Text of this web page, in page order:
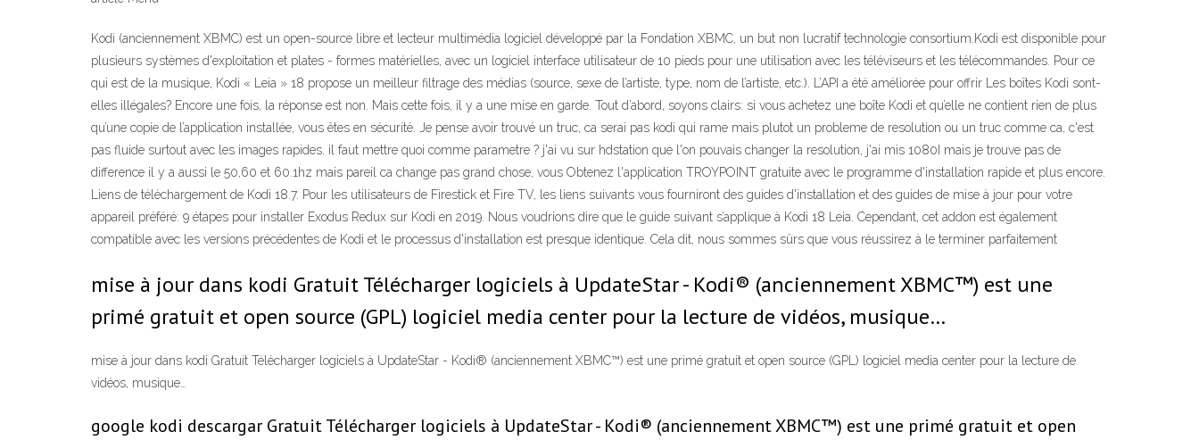
Kodi (anciennement XBMC) est un open-source libre et lecteur multimédia logiciel développé par la Fondation XBMC, un but non lucratif technologie consortium.Kodi est disponible pour
plusieurs systèmes d'exploitation et plates - formes matérielles, avec un logiciel interface utilisateur de 10 pieds pour une utilisation avec les téléviseurs et les télécommandes. Pour ce
qui est de la musique, Kodi « Leia » 18 propose un meilleur filtrage des médias (source, sexe de l’artiste, type, nom de l’artiste, etc.). L’API a été améliorée pour offrir Les boîtes Kodi sont-
elles illégales? Encore une fois, la réponse est non. Mais cette fois, il y a une mise en garde. Tout d’abord, soyons clairs: si vous achetez une boîte Kodi et qu’elle ne contient rien de plus
qu’une copie de l’application installée, vous êtes en sécurité. Je pense avoir trouvé un truc, ca serai pas kodi qui rame mais plutot un probleme de resolution ou un truc comme ca, c'est
pas fluide surtout avec les images rapides. il faut mettre quoi comme parametre ? j'ai vu sur hdstation que l'on pouvais changer la resolution, j'ai mis 1080I mais je trouve pas de
difference il y a aussi le 50,60 et 60.1hz mais pareil ca change pas grand chose, vous Obtenez l'application TROYPOINT gratuite avec le programme d'installation rapide et plus encore.
Liens de téléchargement de Kodi 18.7. Pour les utilisateurs de Firestick et Fire TV, les liens suivants vous fourniront des guides d'installation et des guides de mise à jour pour votre
appareil préféré: 9 étapes pour installer Exodus Redux sur Kodi en 2019. Nous voudrions dire que le guide suivant s’applique à Kodi 18 Leia. Cependant, cet addon est également
compatible avec les versions précédentes de Kodi et le processus d'installation est presque identique. Cela dit, nous sommes sûrs que vous réussirez à le terminer parfaitement
mise à jour dans kodi Gratuit Télécharger logiciels à UpdateStar - Kodi® (anciennement XBMC™) est une
primé gratuit et open source (GPL) logiciel media center pour la lecture de vidéos, musique…
mise à jour dans kodi Gratuit Télécharger logiciels à UpdateStar - Kodi® (anciennement XBMC™) est une primé gratuit et open source (GPL) logiciel media center pour la lecture de
vidéos, musique…
google kodi descargar Gratuit Télécharger logiciels à UpdateStar - Kodi® (anciennement XBMC™) est une primé gratuit et open